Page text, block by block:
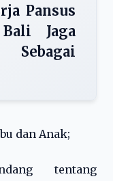
Pansus
Jaga
dan Anak;
tentang